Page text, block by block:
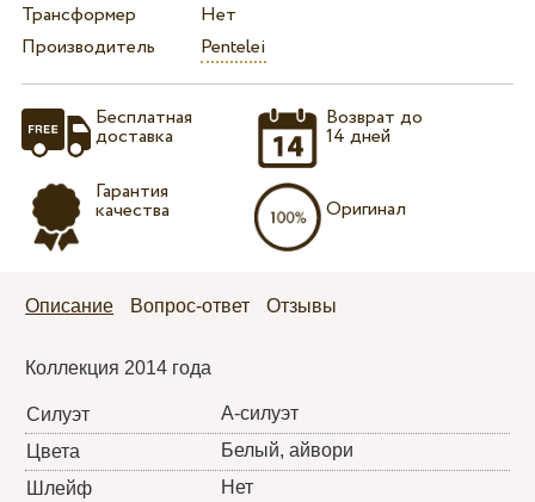
Трансформер
Нет
Производитель
Pentelei
Бесплатная
доставка
Гарантия
качества
Возврат до
14 дней
Оригинал
Описание Вопрос-ответ Отзывы
Коллекция 2014 года
Силуэт
А-силуэт
Цвета
Белый, айвори
Шлейф
Нет